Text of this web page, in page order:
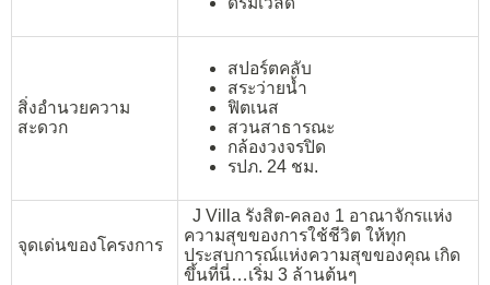
สิ่งอำนวยความ
สะดวก
สปอร์ตคลับ
สระว่ายน้ำ
ฟิตเนส
สวนสาธารณะ
กล้องวงจรปิด
รปภ. 24 ชม.
จุดเด่นของโครงการ
J Villa รังสิต-คลอง 1 อาณาจักรแห่ง
ความสุขของการใช้ชีวิต ให้ทุก
ประสบการณ์แห่งความสุขของคุณ เกิด
ขึ้นที่นี่…เริ่ม 3 ล้านต้นๆ